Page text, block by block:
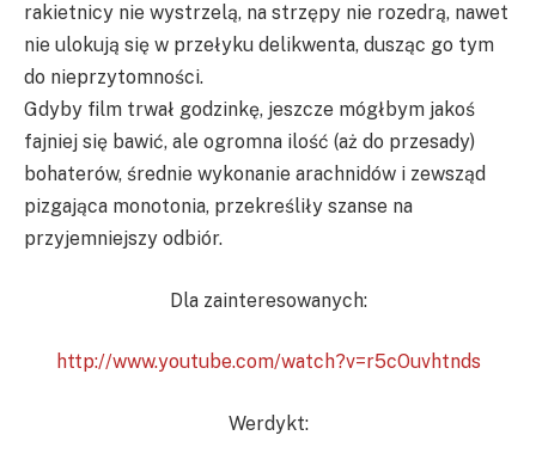
rakietnicy nie wystrzelą, na strzępy nie rozedrą, nawet
nie ulokują się w przełyku delikwenta, dusząc go tym
do nieprzytomności.
Gdyby film trwał godzinkę, jeszcze mógłbym jakoś
fajniej się bawić, ale ogromna ilość (aż do przesady)
bohaterów, średnie wykonanie arachnidów i zewsząd
pizgająca monotonia, przekreśliły szanse na
przyjemniejszy odbiór.
Dla zainteresowanych:
http://www.youtube.com/watch?v=r5cOuvhtnds
Werdykt: